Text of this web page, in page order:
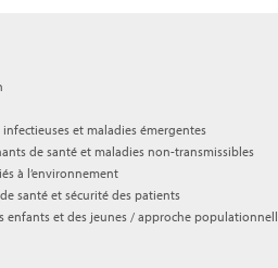
infectieuses et maladies émergentes
de santé et maladies non-transmissibles
à l’environnement
de santé et sécurité des patients
enfants et des jeunes / approche